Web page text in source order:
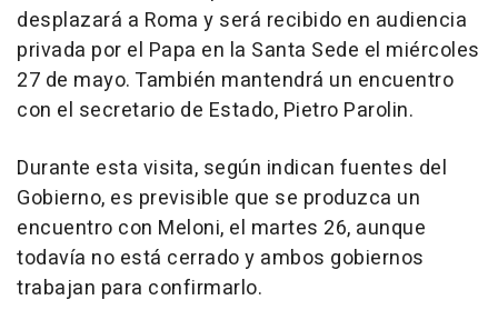
desplazará a Roma y será recibido en audiencia
privada por el Papa en la Santa Sede el miércoles
27 de mayo. También mantendrá un encuentro
con el secretario de Estado, Pietro Parolin.
Durante esta visita, según indican fuentes del
Gobierno, es previsible que se produzca un
encuentro con Meloni, el martes 26, aunque
todavía no está cerrado y ambos gobiernos
trabajan para confirmarlo.